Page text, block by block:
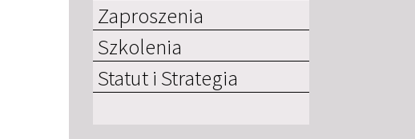
Zaproszenia
Szkolenia
Statut i Strategia